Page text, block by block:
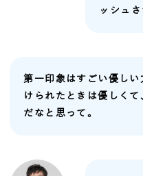
ッシュさ
第一印象はすごい優し
けられたときは優しく
だなと思って。